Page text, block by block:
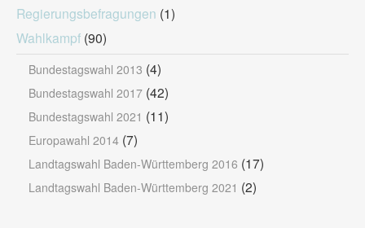
Regierungsbefragungen (1)
Wahlkampf (90)
Bundestagswahl 2013 (4)
Bundestagswahl 2017 (42)
Bundestagswahl 2021 (11)
Europawahl 2014 (7)
Landtagswahl Baden-Württemberg 2016 (17)
Landtagswahl Baden-Württemberg 2021 (2)